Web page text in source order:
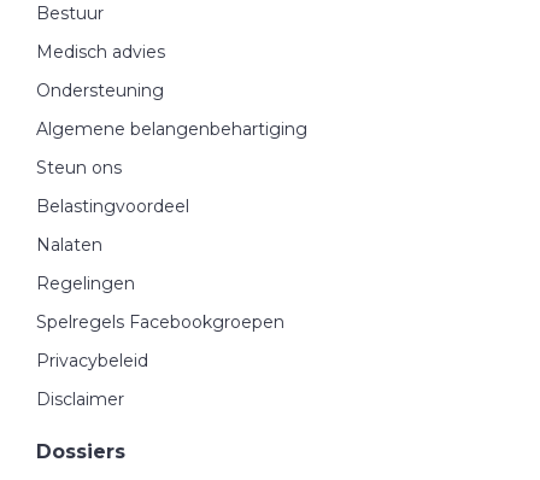
Bestuur
Medisch advies
Ondersteuning
Algemene belangenbehartiging
Steun ons
Belastingvoordeel
Nalaten
Regelingen
Spelregels Facebookgroepen
Privacybeleid
Disclaimer
Dossiers